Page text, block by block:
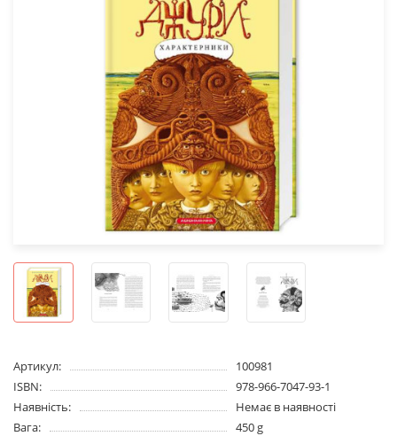
Артикул:
100981
ISBN:
978-966-7047-93-1
Наявність:
Немає в наявності
Вага:
450 g